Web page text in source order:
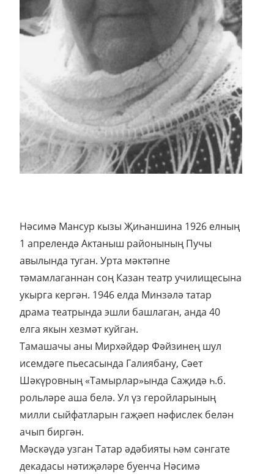
Нәсимә Мансур кызы Җиһаншина 1926 елның
1 апрелендә Актаныш районының Пучы
авылында туган. Урта мәктәпне
тәмамлаганнан соң Казан театр училищесына
укырга кергән. 1946 елда Минзәлә татар
драма театрында эшли башлаган, анда 40
елга якын хезмәт куйган.
Тамашачы аны Мирхәйдәр Фәйзинең шул
исемдәге пьесасында Галиябану, Сәет
Шәкүровның «Тамырлар»ында Саҗидә һ.б.
рольләре аша белә. Ул үз геройларының
милли сыйфатларын гаҗәеп нәфислек белән
ачып биргән.
Мәскәүдә узган Татар әдәбияты һәм сәнгате
декадасы нәтиҗәләре буенча Нәсимә